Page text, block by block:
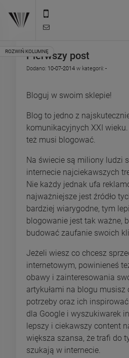
Pierwszy post
Dodano: 10-07-2014 w kategorii: -
Bloguj w swoim sklepie!
Blog to jedno z
komunikacyjnych XXI
też musi blogować.
Na świecie są miliony ludzi
internecie najciekawszych
Nie każdy jednak ufa
najważniejsze jest źródło
bardziej wiarygodne, tym
blogowanie jest tak ważne,
budować zaufanie swoich
Jeżeli wiesz co chcesz
internetowym, powinieneś
obawy i zainteresowania
artykułami na blogu
potrzeby oraz ich
dla Google i wyszukiwarek
lepszy i ciekawszy content
większa szansa, że trafi do
szukają w internecie.